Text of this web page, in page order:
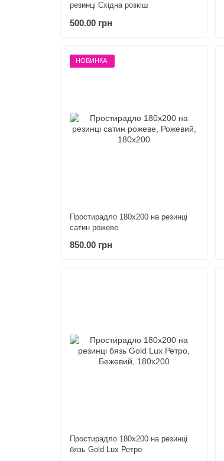
резинці Східна розкіш
500.00 грн
НОВИНКА
Простирадло 180х200 на резинці
сатин рожеве
850.00 грн
Простирадло 180х200 на резинці
бязь Gold Lux Ретро